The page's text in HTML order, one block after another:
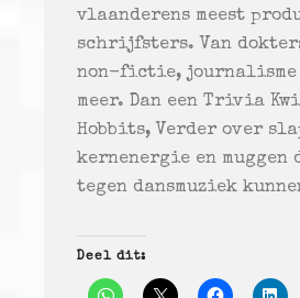
vlaanderens meest
schrijfsters. Van
non-fictie, journalisme
meer. Dan een Trivia
Hobbits, Verder over
kernenergie en
tegen dansmuziek
Deel dit: